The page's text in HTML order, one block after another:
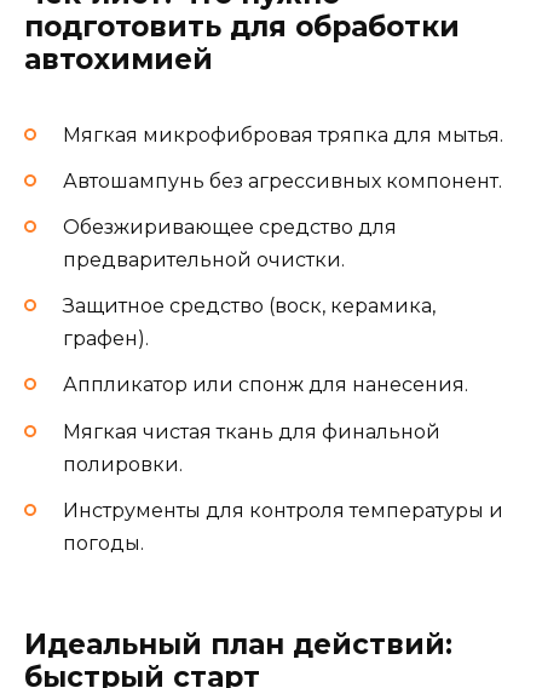
подготовить для обработки
автохимией
Мягкая микрофибровая тряпка для мытья.
Автошампунь без агрессивных компонент.
Обезжиривающее средство для
предварительной очистки.
Защитное средство (воск, керамика,
графен).
Аппликатор или спонж для нанесения.
Мягкая чистая ткань для финальной
полировки.
Инструменты для контроля температуры и
погоды.
Идеальный план действий:
быстрый старт